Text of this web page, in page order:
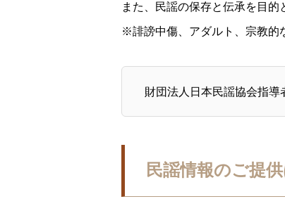
また、民謡の保存と伝承を目的
※誹謗中傷、アダルト、宗教的
財団法人日本民謡協会指導
民謡情報のご提